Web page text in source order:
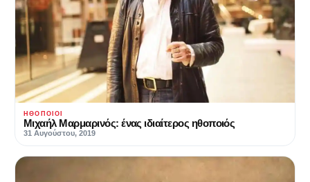
ΗΘΟΠΟΙΟΊ
Μιχαήλ Μαρμαρινός: ένας ιδιαίτερος ηθοποιός
31 Αυγούστου, 2019